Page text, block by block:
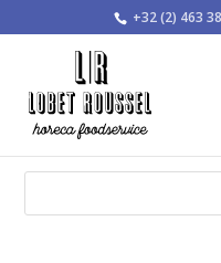
+32 (2) 463